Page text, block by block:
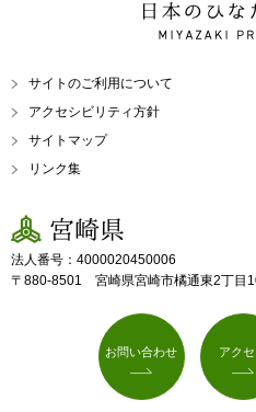
日本のひなた
MIYAZAKI
サイトのご利用について
アクセシビリティ方針
サイトマップ
リンク集
宮崎県
法人番号：4000020450006
〒880-8501 宮崎県宮崎市橘通東2丁目
お問い合わせ アクセ